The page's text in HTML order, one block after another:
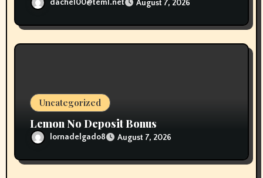
dachel00@teml.net August 7, 2026
Uncategorized
Lemon No Deposit Bonus
lornadelgado8 August 7, 2026